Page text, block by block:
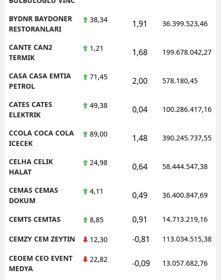
BYDNR BAYDONER
RESTORANLARI
38,34 1,91 36.399.523,46
CANTE CAN2
TERMIK
1,21 1,68 199.678.042,27
CASA CASA EMTIA
PETROL
71,45 2,00 578.180,45
CATES CATES
ELEKTRIK
49,38 0,04 100.286.417,16
CCOLA COCA COLA
ICECEK
89,00 1,48 390.245.737,55
CELHA CELIK
HALAT
24,98 0,64 58.444.547,38
CEMAS CEMAS
DOKUM
4,11 0,49 36.400.847,69
CEMTS CEMTAS 8,85 0,91 14.713.219,16
CEMZY CEM ZEYTIN 12,30 -0,81 113.034.515,38
CEOEM CEO EVENT
MEDYA
22,82 -0,09 13.057.682,76